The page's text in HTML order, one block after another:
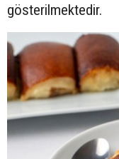
gösterilmektedir.